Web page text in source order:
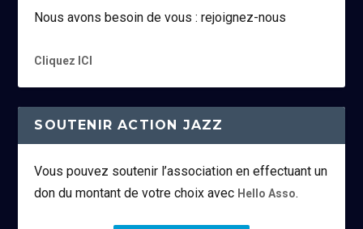
Nous avons besoin de vous : rejoignez-nous
Cliquez ICI
SOUTENIR ACTION JAZZ
Vous pouvez soutenir l’association en effectuant un
don du montant de votre choix avec Hello Asso.